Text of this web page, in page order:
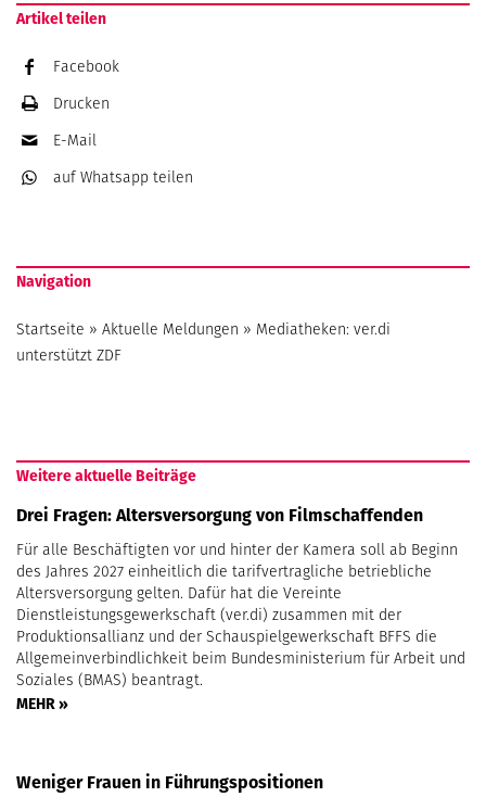
Artikel teilen
Facebook
Drucken
E-Mail
auf Whatsapp teilen
Navigation
Startseite » Aktuelle Meldungen » Mediatheken: ver.di
unterstützt ZDF
Weitere aktuelle Beiträge
Drei Fragen: Altersversorgung von Filmschaffenden
Für alle Beschäftigten vor und hinter der Kamera soll ab Beginn
des Jahres 2027 einheitlich die tarifvertragliche betriebliche
Altersversorgung gelten. Dafür hat die Vereinte
Dienstleistungsgewerkschaft (ver.di) zusammen mit der
Produktionsallianz und der Schauspielgewerkschaft BFFS die
Allgemeinverbindlichkeit beim Bundesministerium für Arbeit und
Soziales (BMAS) beantragt.
MEHR »
Weniger Frauen in Führungspositionen